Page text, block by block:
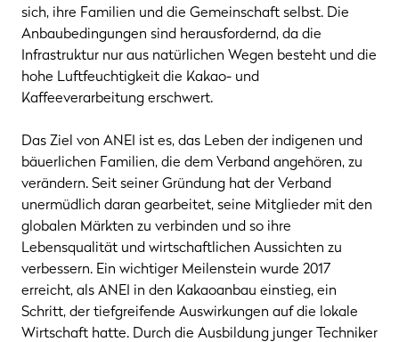
sich, ihre Familien und die Gemeinschaft selbst. Die
Anbaubedingungen sind herausfordernd, da die
Infrastruktur nur aus natürlichen Wegen besteht und die
hohe Luftfeuchtigkeit die Kakao- und
Kaffeeverarbeitung erschwert.
Das Ziel von ANEI ist es, das Leben der indigenen und
bäuerlichen Familien, die dem Verband angehören, zu
verändern. Seit seiner Gründung hat der Verband
unermüdlich daran gearbeitet, seine Mitglieder mit den
globalen Märkten zu verbinden und so ihre
Lebensqualität und wirtschaftlichen Aussichten zu
verbessern. Ein wichtiger Meilenstein wurde 2017
erreicht, als ANEI in den Kakaoanbau einstieg, ein
Schritt, der tiefgreifende Auswirkungen auf die lokale
Wirtschaft hatte. Durch die Ausbildung junger Techniker